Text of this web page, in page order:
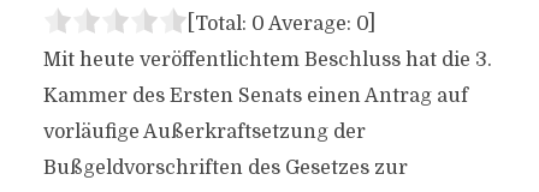
[Total: 0 Average: 0]
Mit heute veröffentlichtem Beschluss hat die 3.
Kammer des Ersten Senats einen Antrag auf
vorläufige Außerkraftsetzung der
Bußgeldvorschriften des Gesetzes zur